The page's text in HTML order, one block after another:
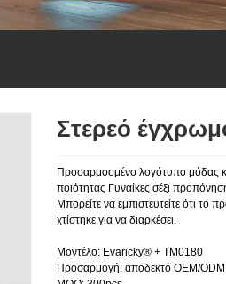
Στερεό
Προσαρμοσμένο λογότυπο μόδας
ποιότητας Γυναίκες σέξι
Μπορείτε να εμπιστευτείτε ότι το
χτίστηκε για να διαρκέσει.
Μοντέλο: Evaricky® + TM0180
Προσαρμογή: αποδεκτό OEM/ODM